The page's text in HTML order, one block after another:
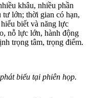
khâu, nhiều phần
lớn; thời gian có hạn,
biết và năng lực
nỗ lực lớn, hành động
trọng tâm, trọng điểm.
biểu tại phiên họp.